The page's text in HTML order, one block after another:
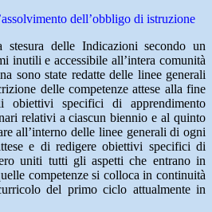
dell’obbligo di istruzione
delle Indicazioni secondo un
inutili e accessibile all’intera comunità
sono state redatte delle linee generali
delle competenze attese alla fine
obiettivi specifici di apprendimento
relativi a ciascun biennio e al quinto
all’interno delle linee generali di ogni
e di redigere obiettivi specifici di
uniti tutti gli aspetti che entrano in
competenze si colloca in continuità
del primo ciclo attualmente in